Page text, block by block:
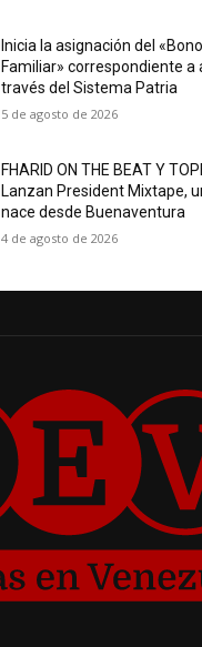
Inicia la asignación del
Familiar» correspondiente a
través del Sistema Patria
5 de agosto de 2026
FHARID ON THE BEAT Y
Lanzan President Mixtape,
nace desde Buenaventura
4 de agosto de 2026